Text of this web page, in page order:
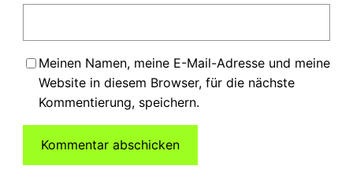
Meinen Namen, meine E-Mail-Adresse und meine
Website in diesem Browser, für die nächste
Kommentierung, speichern.